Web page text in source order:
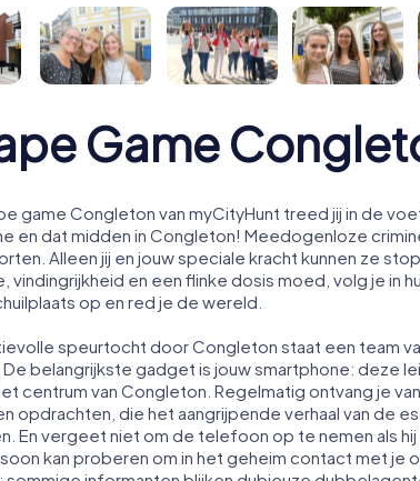
Game
game Congleton van myCityHunt treed jij in de
en dat midden in Congleton! Meedogenloze
Alleen jij en jouw speciale kracht kunnen ze
vindingrijkheid en een flinke dosis moed, volg je in
op en red je de wereld.
speurtocht door Congleton staat een team
De belangrijkste gadget is jouw smartphone: deze
centrum van Congleton. Regelmatig ontvang je
opdrachten, die het aangrijpende verhaal van de
En vergeet niet om de telefoon op te nemen als hij
kan proberen om in het geheim contact met je